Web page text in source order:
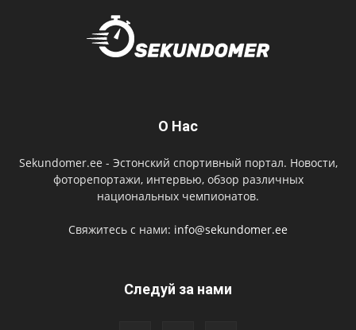
О Нас
Sekundomer.ee - Эстонский спортивный портал. Новости,
фоторепортажи, интервью, обзор различных
национальных чемпионатов.
Свяжитесь с нами: info@sekundomer.ee
Cледуй за нами